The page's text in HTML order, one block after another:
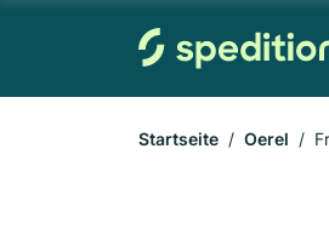
Startseite Oerel